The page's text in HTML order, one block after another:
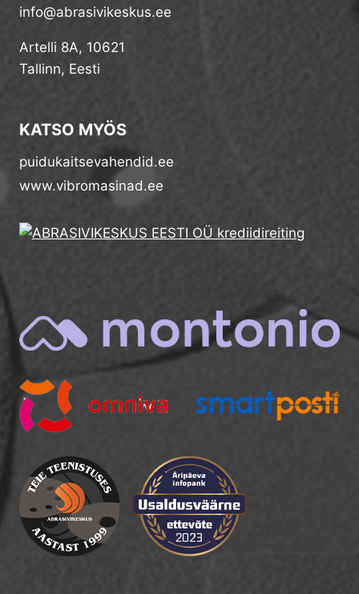
info@abrasivikeskus.ee
Artelli 8A, 10621
Tallinn, Eesti
KATSO MYÖS
puidukaitsevahendid.ee
www.vibromasinad.ee